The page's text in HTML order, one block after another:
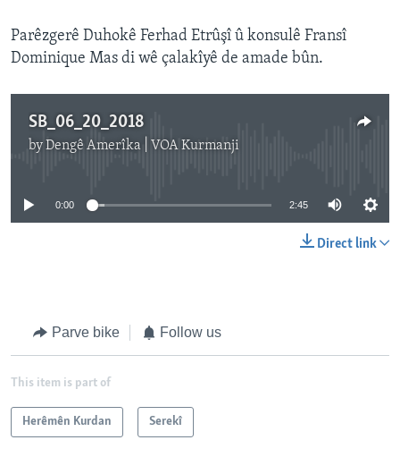
Parêzgerê Duhokê Ferhad Etrûşî û konsulê Fransî
Dominique Mas di wê çalakîyê de amade bûn.
SB_06_20_2018
byDengê Amerîka | VOA Kurmanji
No media source currently available
0:00 2:45
Direct link
Parve bike Follow us
This item is part of
Herêmên Kurdan Serekî